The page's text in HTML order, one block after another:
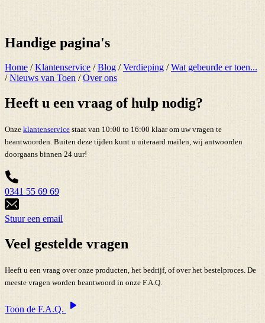
Handige pagina's
Home /Klantenservice /Blog /Verdieping /Wat gebeurde er toen...
/Nieuws van Toen /Over ons
Heeft u een vraag of hulp nodig?
Onze klantenservice staat van 10:00 to 16:00 klaar om uw vragen te
beantwoorden. Buiten deze tijden kunt u uiteraard mailen, wij antwoorden
doorgaans binnen 24 uur!
0341 55 69 69
Stuur een email
Veel gestelde vragen
Heeft u een vraag over onze producten, het bedrijf, of over het bestelproces. De
meeste vragen worden beantwoord in onze F.A.Q.
Toon de F.A.Q.